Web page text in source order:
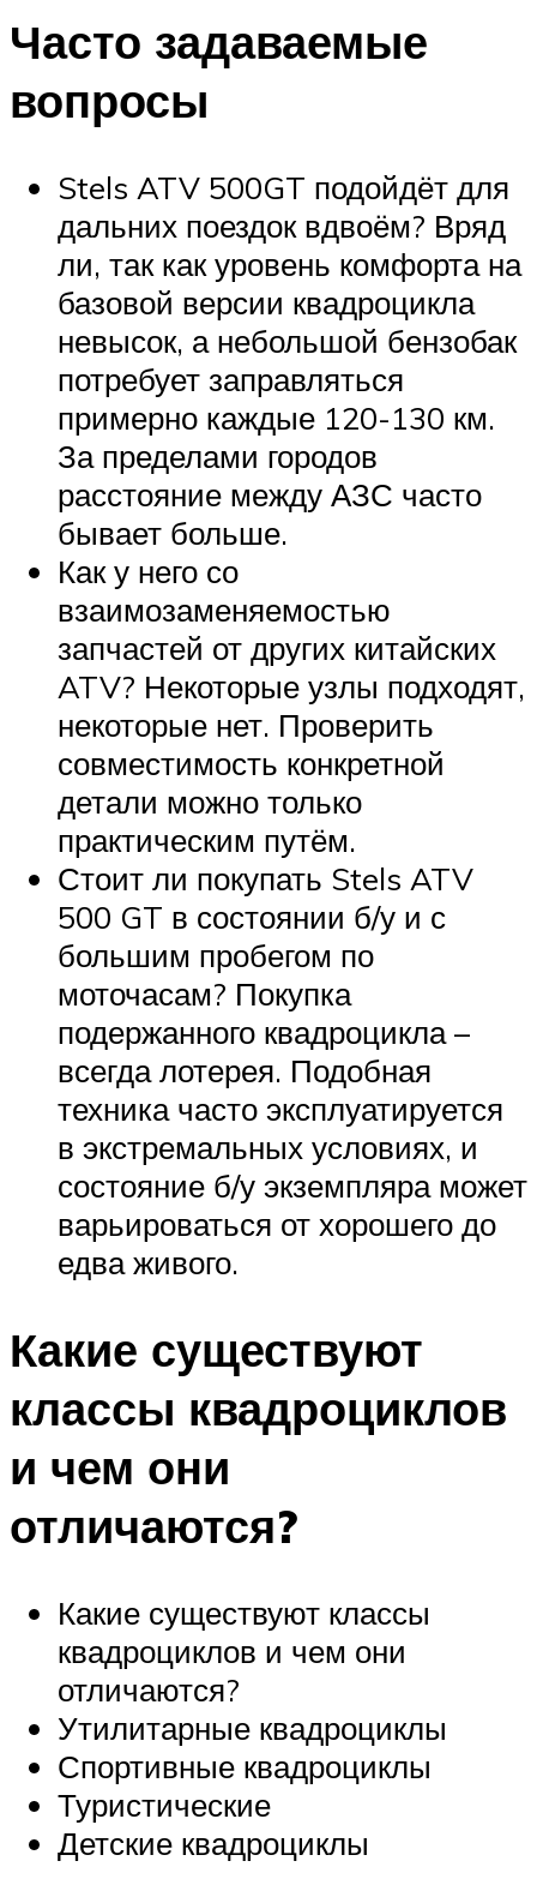
Часто задаваемые
вопросы
Stels ATV 500GT подойдёт для
дальних поездок вдвоём? Вряд
ли, так как уровень комфорта на
базовой версии квадроцикла
невысок, а небольшой бензобак
потребует заправляться
примерно каждые 120-130 км.
За пределами городов
расстояние между АЗС часто
бывает больше.
Как у него со
взаимозаменяемостью
запчастей от других китайских
ATV? Некоторые узлы подходят,
некоторые нет. Проверить
совместимость конкретной
детали можно только
практическим путём.
Стоит ли покупать Stels ATV
500 GT в состоянии б/у и с
большим пробегом по
моточасам? Покупка
подержанного квадроцикла –
всегда лотерея. Подобная
техника часто эксплуатируется
в экстремальных условиях, и
состояние б/у экземпляра может
варьироваться от хорошего до
едва живого.
Какие существуют
классы квадроциклов
и чем они
отличаются?
Какие существуют классы
квадроциклов и чем они
отличаются?
Утилитарные квадроциклы
Спортивные квадроциклы
Туристические
Детские квадроциклы